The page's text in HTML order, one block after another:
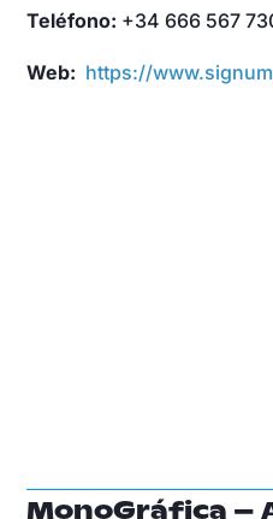
Teléfono: +34 666 567
Web: https://
MonoGráfica –